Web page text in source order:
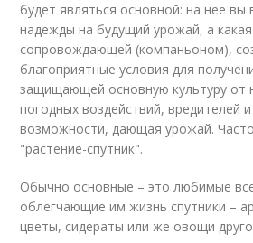
будет являться основной: на нее вы
надежды на будущий урожай, а
сопровождающей (компаньоном),
благоприятные условия для
защищающей основную культуру от
погодных воздействий, вредителей
возможности, дающая урожай.
"растение-спутник".
Обычно основные – это любимые
облегчающие им жизнь спутники –
цветы, сидераты или же овощи